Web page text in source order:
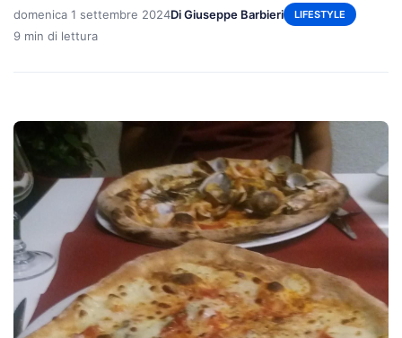
domenica 1 settembre 2024Di Giuseppe Barbieri LIFESTYLE
9 min di lettura